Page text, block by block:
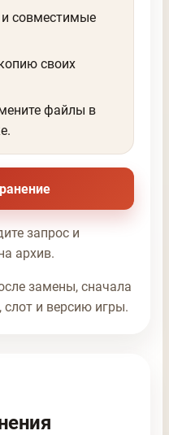
и совместимые
своих
файлы в
запрос и
архив.
замены, сначала
слот и версию игры.